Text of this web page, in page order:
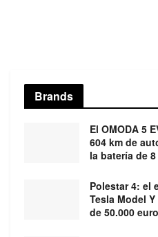
Brands
El OMODA 5
604 km de
la batería de
Polestar 4: el
Tesla Model
de 50.000